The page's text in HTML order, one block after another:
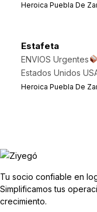
Heroica Puebla De
Estafeta
ENVIOS Urgentes
Estados Unidos
Heroica Puebla De
Tu socio confiable en
Simplificamos tus
crecimiento.